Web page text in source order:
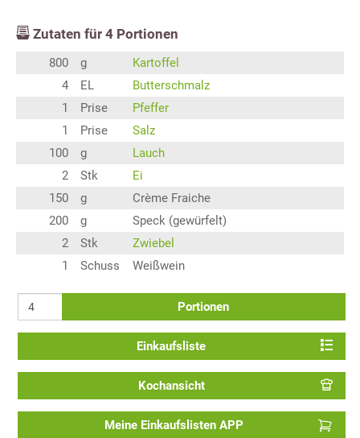
Zutaten für 4 Portionen
800 g
Kartoffel
4
EL
Butterschmalz
1
Prise
Pfeffer
1
Prise
Salz
100
g
Lauch
2
Stk
Ei
150
g
Crème Fraiche
200
g
Speck (gewürfelt)
2
Stk
Zwiebel
1
Schuss Weißwein
Portionen
Einkaufsliste
Kochansicht
Meine Einkaufslisten APP